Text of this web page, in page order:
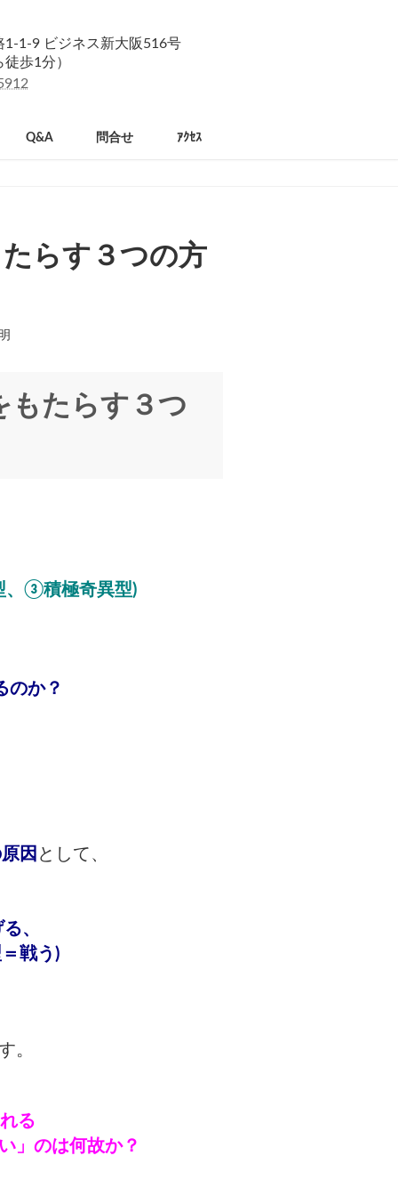
1-1-9 ビジネス新大阪516号
歩1分）
Q&A 問合せ ｱｸｾｽ
らす３つの方
もたらす３つ
③積極奇異型)
か？
因 として、
、
戦う)
。
る
」のは何故か？